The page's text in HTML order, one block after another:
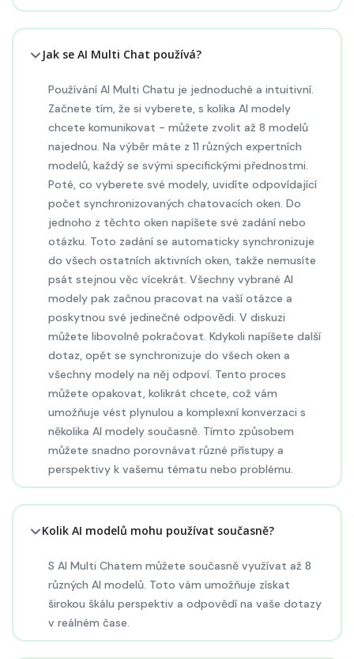
Jak se AI Multi Chat používá?
Používání AI Multi Chatu je jednoduché a intuitivní.
Začnete tím, že si vyberete, s kolika AI modely
chcete komunikovat - můžete zvolit až 8 modelů
najednou. Na výběr máte z 11 různých expertních
modelů, každý se svými specifickými přednostmi.
Poté, co vyberete své modely, uvidíte odpovídající
počet synchronizovaných chatovacích oken. Do
jednoho z těchto oken napíšete své zadání nebo
otázku. Toto zadání se automaticky synchronizuje
do všech ostatních aktivních oken, takže nemusíte
psát stejnou věc vícekrát. Všechny vybrané AI
modely pak začnou pracovat na vaší otázce a
poskytnou své jedinečné odpovědi. V diskuzi
můžete libovolně pokračovat. Kdykoli napíšete další
dotaz, opět se synchronizuje do všech oken a
všechny modely na něj odpoví. Tento proces
můžete opakovat, kolikrát chcete, což vám
umožňuje vést plynulou a komplexní konverzaci s
několika AI modely současně. Tímto způsobem
můžete snadno porovnávat různé přístupy a
perspektivy k vašemu tématu nebo problému.
Kolik AI modelů mohu používat současně?
S AI Multi Chatem můžete současně využívat až 8
různých AI modelů. Toto vám umožňuje získat
širokou škálu perspektiv a odpovědí na vaše dotazy
v reálném čase.